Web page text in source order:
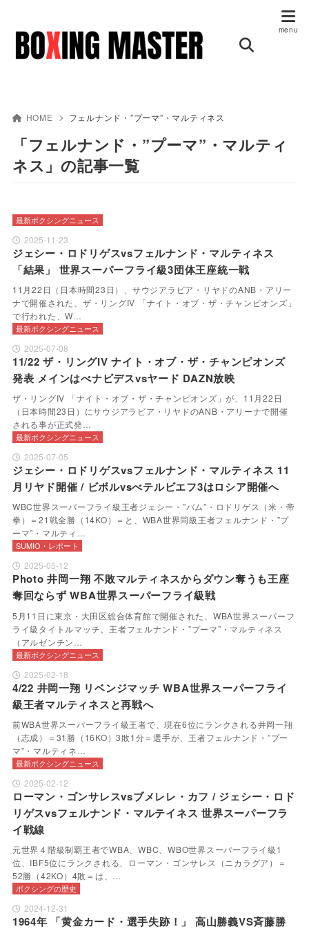
HOME フェルナンド・”プーマ”・マルティネス
「フェルナンド・”プーマ”・マルティ
ネス」の記事一覧
最新ボクシングニュース
2025-11-23
ジェシー・ロドリゲスvsフェルナンド・マルティネス
「結果」 世界スーパーフライ級3団体王座統一戦
11月22日（日本時間23日）、サウジアラビア・リヤドのANB・アリー
ナで開催された、ザ・リングIV 「ナイト・オブ・ザ・チャンピオンズ」
で行われた、W…
最新ボクシングニュース
2025-07-08
11/22 ザ・リングIV ナイト・オブ・ザ・チャンピオンズ
発表 メインはべナビデスvsヤード DAZN放映
ザ・リングIV 「ナイト・オブ・ザ・チャンピオンズ」が、11月22日
（日本時間23日）にサウジアラビア・リヤドのANB・アリーナで開催
される事が正式発…
最新ボクシングニュース
2025-07-05
ジェシー・ロドリゲスvsフェルナンド・マルティネス 11
月リヤド開催 / ビボルvsべテルビエフ3はロシア開催へ
WBC世界スーパーフライ級王者ジェシー・”バム”・ロドリゲス（米・帝
拳）＝21戦全勝（14KO）＝と、WBA世界同級王者フェルナンド・”プ
ーマ”・マルティ…
SUMIO・レポート
2025-05-12
Photo 井岡一翔 不敗マルティネスからダウン奪うも王座
奪回ならず WBA世界スーパーフライ級戦
5月11日に東京・大田区総合体育館で開催された、WBA世界スーパーフ
ライ級タイトルマッチ。王者フェルナンド・”プーマ”・マルティネス
（アルゼンチン…
最新ボクシングニュース
2025-02-18
4/22 井岡一翔 リベンジマッチ WBA世界スーパーフライ
級王者マルティネスと再戦へ
前WBA世界スーパーフライ級王者で、現在6位にランクされる井岡一翔
（志成）＝31勝（16KO）3敗1分＝選手が、王者フェルナンド・”プー
マ”・マルティネ…
最新ボクシングニュース
2025-02-12
ローマン・ゴンサレスvsブメレレ・カフ / ジェシー・ロド
リゲスvsフェルナンド・マルテイネス 世界スーパーフラ
イ戦線
元世界４階級制覇王者でWBA、WBC、WBO世界スーパーフライ級1
位、IBF5位にランクされる、ローマン・ゴンサレス（ニカラグア）＝
52勝（42KO）4敗＝は、…
ボクシングの歴史
2024-12-31
1964年 「黄金カード・選手失跡！」 高山勝義VS斉藤勝